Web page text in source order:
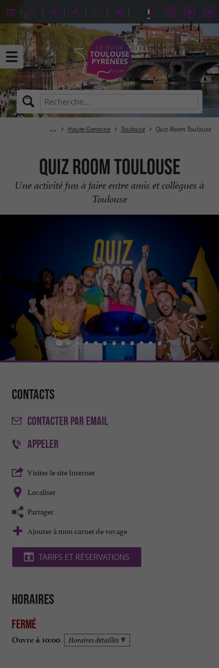
Haute-Garonne Toulouse Quiz Room Toulouse
Quiz Room Toulouse
Une activité fun à faire entre amis et collègues à
Toulouse
Contacts
CONTACTER PAR EMAIL
APPELER
Visiter le site Internet
Localiser
Partager
Ajouter à mon carnet de voyage
TARIFS ET RÉSERVATIONS
Horaires
Fermé
Ouvre à 10:00 Horaires détaillés